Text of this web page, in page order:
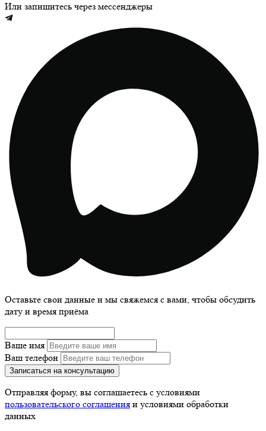
Или запишитесь через мессенджеры
Оставьте свои данные и мы свяжемся с вами, чтобы обсудить
дату и время приёма
Ваше имя
Ваш телефон
Записаться на консультацию
Отправляя форму, вы соглашаетесь с условиями
пользовательского соглашения и условиями обработки
данных